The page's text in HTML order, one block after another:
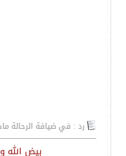
رد : في ضيافة الرحالة
بيض الله